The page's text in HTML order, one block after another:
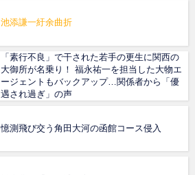
池添謙一紆余曲折
「素行不良」で干された若手の更生に関西の
大御所が名乗り！ 福永祐一を担当した大物エ
ージェントもバックアップ…関係者から「優
遇され過ぎ」の声
憶測飛び交う角田大河の函館コース侵入